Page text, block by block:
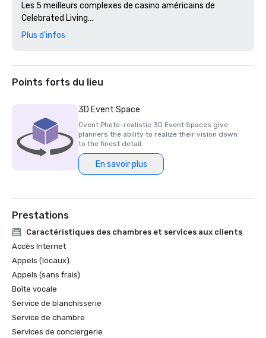
Les 5 meilleurs complexes de casino américains de
Celebrated Living
Condé Nast Traveler : les meilleurs endroits où séjourner
Meilleure galerie d'art du Las Vegas Review Journal
Las Vegas Review Journal Best Strip Hotel
Orbitz Best in Stay
Debout ! L'hôtel le mieux voté par le magazine aux États-
Unis
Debout ! Magazine Value Award
La meilleure attraction de USA Today : les fontaines du
Plus d'infos
Points forts du lieu
3D Event Space
Cvent Photo-realistic 3D Event Spaces give
planners the ability to realize their vision down
to the finest detail.
En savoir plus
Prestations
Caractéristiques des chambres et services aux clients
Accès Internet
Appels (locaux)
Appels (sans frais)
Boîte vocale
Service de blanchisserie
Service de chambre
Services de conciergerie